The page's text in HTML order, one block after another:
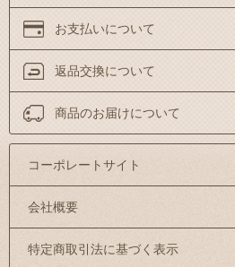
お支払いについて
返品交換について
商品のお届けについて
コーポレートサイト
会社概要
特定商取引法に基づく表示